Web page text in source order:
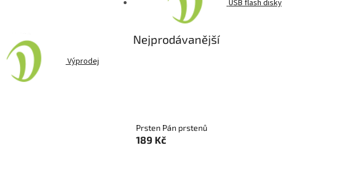
USB flash disky
Výprodej
Nejprodávanější
Prsten Pán prstenů
189 Kč